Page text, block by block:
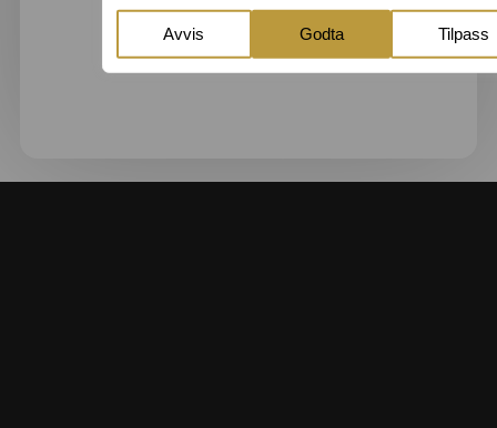
Tilpass
Avvis Godta